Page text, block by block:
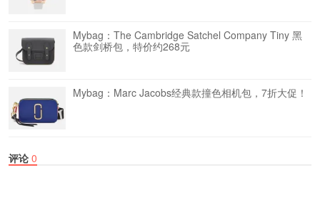
Mybag：The Cambridge Satchel Company Tiny 黑
色款剑桥包，特价约268元
Mybag：Marc Jacobs经典款撞色相机包，7折大促！
评论 0